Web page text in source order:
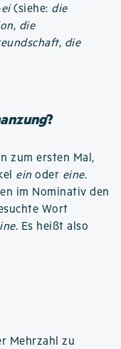
(siehe: die
, die
, die
?
zum ersten Mal,
ein oder eine.
im Nominativ den
Wort
. Es heißt also
Mehrzahl zu